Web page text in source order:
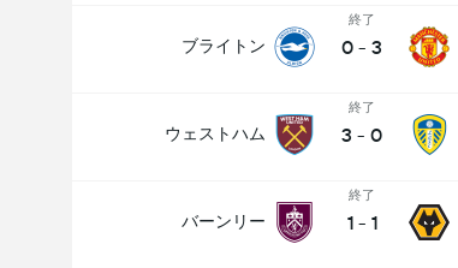
ブライトン
終了
0 - 3
ウェストハム
終了
3 - 0
バーンリー
終了
1 - 1